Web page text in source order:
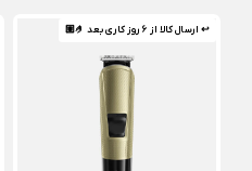
↩ ارسال کالا از 6 روز کاری بعد 🤌🏼